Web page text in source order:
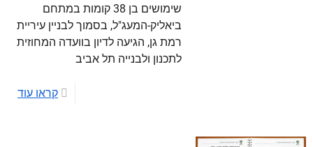
שימושים בן 38 קומות במתחם
ביאליק-המעג"ל, בסמוך לבניין עיריית
רמת גן, הגיעה לדיון בוועדה המחוזית
לתכנון ולבנייה תל אביב
קראו עוד